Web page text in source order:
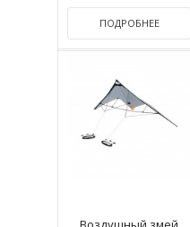
ПОДРОБНЕЕ